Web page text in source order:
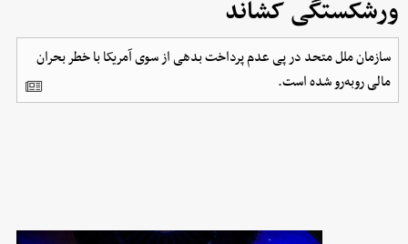
ورشکستگی کشاند
سازمان ملل متحد در پی عدم پرداخت بدهی از سوی آمریکا با خطر بحران
مالی روبه‌رو شده است.